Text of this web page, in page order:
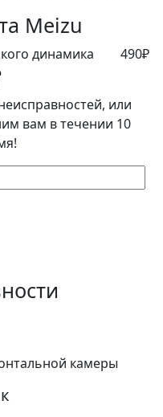
Meizu
динамика 490₽
или
вам в течении 10
камеры